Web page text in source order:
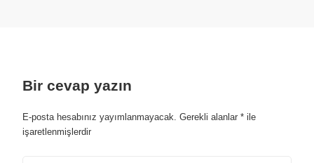
Bir cevap yazın
E-posta hesabınız yayımlanmayacak. Gerekli alanlar * ile
işaretlenmişlerdir